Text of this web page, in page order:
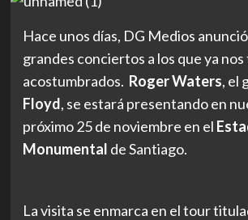
Hace unos días, DG Medios
grandes conciertos a los que ya
acostumbrados. Roger Waters, el
Floyd, se estará presentando en
próximo 25 de noviembre en el
Monumental de Santiago.
La visita se enmarca en el tour